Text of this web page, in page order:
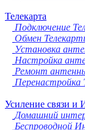
Телекарта
Подключение
Обмен
Установка
Настройка
Ремонт
Перенастройка
Усиление связи и
Домашний
Беспроводной